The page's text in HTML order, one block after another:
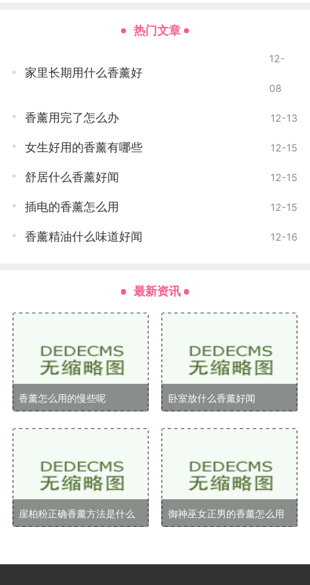
择，如森林、花海、海洋等，可以满足不同车主的需
优点
自然成分，无刺激。
香味持久，适合长途旅行。
使用建议：每隔一段时间可以轻轻摇动香瓶，以增
强香味释放。
米家车载香薰
它采用智能设计，可以通过手机控制香味浓度。产品支
智能调控，个性化体验。
高效释放香气，持久性强。
使用建议：在夏季，可以选择清新的薄荷或柠檬香
味，给人一种清凉感。
雷诺香薰
雷诺香薰以其独特的汽车香水系统而著称，香味浓
适合不同的车主口味。
热门文章
家里长期用什么香薰好
12-
08
香薰用完了怎么办 12-13
女生好用的香薰有哪些 12-15
舒居什么香薰好闻 12-15
插电的香薰怎么用 12-15
香薰精油什么味道好闻 12-16
最新资讯
香薰怎么用的慢些呢 卧室放什么香薰好闻
崖柏粉正确香薰方法是什么 御神巫女正男的香薰怎么用